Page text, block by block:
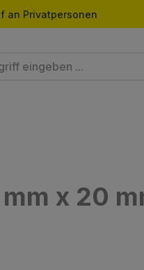
an Privatpersonen
x 20